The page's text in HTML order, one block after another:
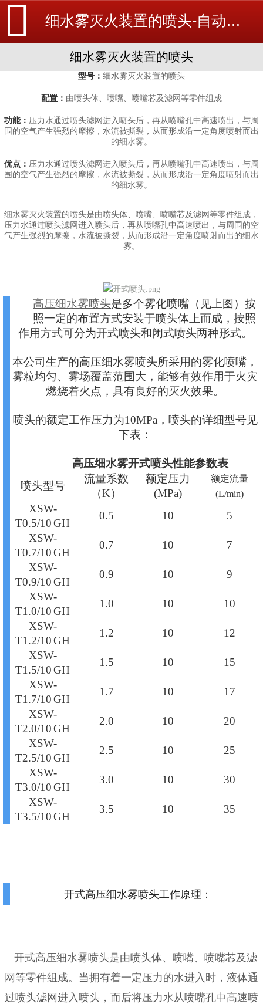
细水雾灭火装置的喷头-自动喷水灭火系统-消防设备安装_北京探测器清洗_江苏消防改造维修-苏州消防工程施工安装公司-
细水雾灭火装置的喷头
型号： 细水雾灭火装置的喷头
配置： 由喷头体、喷嘴、喷嘴芯及滤网等零件组成
功能： 压力水通过喷头滤网进入喷头后，再从喷嘴孔中高速喷出，与周
围的空气产生强烈的摩擦，水流被撕裂，从而形成沿一定角度喷射而出
的细水雾。
优点： 压力水通过喷头滤网进入喷头后，再从喷嘴孔中高速喷出，与周
围的空气产生强烈的摩擦，水流被撕裂，从而形成沿一定角度喷射而出
的细水雾。
细水雾灭火装置的喷头是由喷头体、喷嘴、喷嘴芯及滤网等零件组成，
压力水通过喷头滤网进入喷头后，再从喷嘴孔中高速喷出，与周围的空
气产生强烈的摩擦，水流被撕裂，从而形成沿一定角度喷射而出的细水
雾。
高压细水雾喷头是多个雾化喷嘴（见上图）按
照一定的布置方式安装于喷头体上而成，按照
作用方式可分为开式喷头和闭式喷头两种形式。
本公司生产的高压细水雾喷头所采用的雾化喷嘴，
雾粒均匀、雾场覆盖范围大，能够有效作用于火灾
燃烧着火点，具有良好的灭火效果。
喷头的额定工作压力为10MPa，喷头的详细型号见
下表：
高压细水雾开式喷头性能参数表
喷头型号
流量系数
（K）
额定压力
(MPa)
额定流量
(L/min)
XSW-
T0.5/10 GH
0.5 10
5
XSW-
T0.7/10 GH
0.7 10
7
XSW-
T0.9/10 GH
0.9 10
9
XSW-
T1.0/10 GH
1.0 10
10
XSW-
T1.2/10 GH
1.2 10
12
XSW-
T1.5/10 GH
1.5 10
15
XSW-
T1.7/10 GH
1.7 10
17
XSW-
T2.0/10 GH
2.0 10
20
XSW-
T2.5/10 GH
2.5 10
25
XSW-
T3.0/10 GH
3.0 10
30
XSW-
T3.5/10 GH
3.5 10 35
开式高压细水雾喷头工作原理 ：
开式高压细水雾喷头是由喷头体、喷嘴、喷嘴芯及滤
网等零件组成。当拥有着一定压力的水进入时，液体通
过喷头滤网进入喷头，而后将压力水从喷嘴孔中高速喷